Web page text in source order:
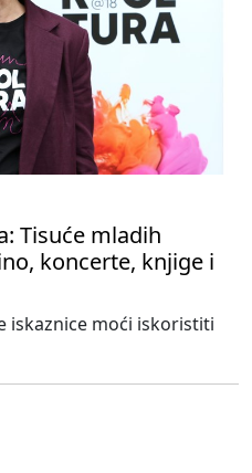
Tisuće mladih
koncerte, knjige i
iskaznice moći iskoristiti